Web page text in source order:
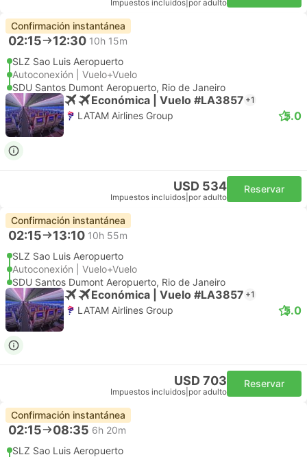
Impuestos incluidos por adulto
Confirmación instantánea
02:15 12:30 10h 15m
SLZ Sao Luis Aeropuerto
Autoconexión | Vuelo+Vuelo
SDU Santos Dumont Aeropuerto, Rio de Janeiro
Económica | Vuelo #LA3857 +1
LATAM Airlines Group 5.0
USD 534
Impuestos incluidos por adulto
Reservar
Confirmación instantánea
02:15 13:10 10h 55m
SLZ Sao Luis Aeropuerto
Autoconexión | Vuelo+Vuelo
SDU Santos Dumont Aeropuerto, Rio de Janeiro
Económica | Vuelo #LA3857 +1
LATAM Airlines Group 5.0
USD 703
Impuestos incluidos por adulto
Reservar
Confirmación instantánea
02:15 08:35 6h 20m
SLZ Sao Luis Aeropuerto